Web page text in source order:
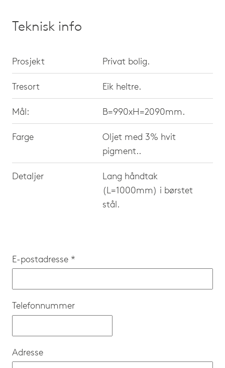
Teknisk info
Prosjekt Privat bolig.
Tresort Eik heltre.
Mål: B=990xH=2090mm.
Farge
Oljet med 3% hvit
pigment..
Detaljer
Lang håndtak
(L=1000mm) i børstet
stål.
E-postadresse *
Telefonnummer
Adresse